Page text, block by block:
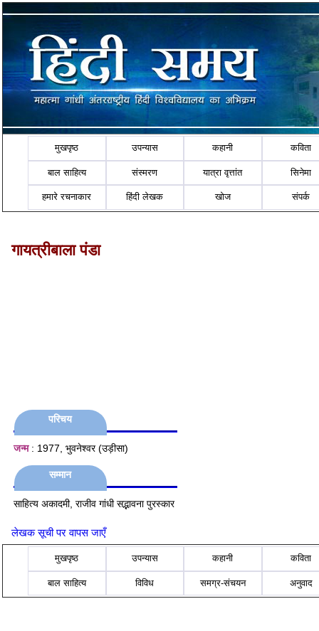
मुखपृष्ठ उपन्यास कहानी कविता
बाल साहित्य संस्मरण यात्रा वृत्तांत सिनेमा
हमारे रचनाकार हिंदी लेखक खोज संपर्क
गायत्रीबाला पंडा
परिचय
जन्म: 1977, भुवनेश्वर (उड़ीसा)
सम्मान
साहित्य अकादमी, राजीव गांधी सद्भावना पुरस्कार
लेखक सूची पर वापस जाएँ
मुखपृष्ठ उपन्यास कहानी कविता
बाल साहित्य विविध समग्र-संचयन अनुवाद